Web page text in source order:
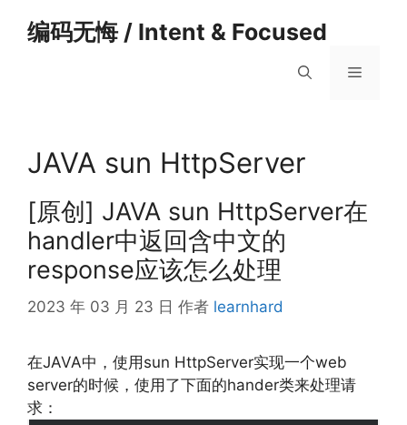
编码无悔 / Intent & Focused
菜
JAVA sun HttpServer
[原创] JAVA sun HttpServer在
handler中返回含中文的
response应该怎么处理
2023 年 03 月 23 日 作者 learnhard
在JAVA中，使用sun HttpServer实现一个web
server的时候，使用了下面的hander类来处理请
求：